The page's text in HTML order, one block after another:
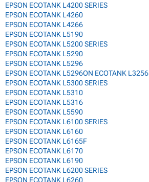
EPSON ECOTANK L4200 SERIES
EPSON ECOTANK L4260
EPSON ECOTANK L4266
EPSON ECOTANK L5190
EPSON ECOTANK L5200 SERIES
EPSON ECOTANK L5290
EPSON ECOTANK L5296
EPSON ECOTANK L5296ON ECOTANK L3256
EPSON ECOTANK L5300 SERIES
EPSON ECOTANK L5310
EPSON ECOTANK L5316
EPSON ECOTANK L5590
EPSON ECOTANK L6100 SERIES
EPSON ECOTANK L6160
EPSON ECOTANK L6165F
EPSON ECOTANK L6170
EPSON ECOTANK L6190
EPSON ECOTANK L6200 SERIES
EPSON ECOTANK L6260